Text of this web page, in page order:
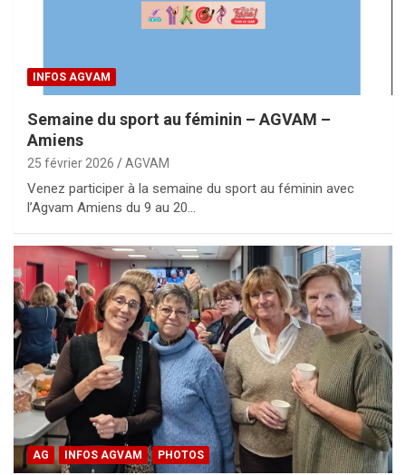
INFOS AGVAM
Semaine du sport au féminin – AGVAM –
Amiens
25 février 2026 AGVAM
Venez participer à la semaine du sport au féminin avec
l’Agvam Amiens du 9 au 20…
AG INFOS AGVAM PHOTOS